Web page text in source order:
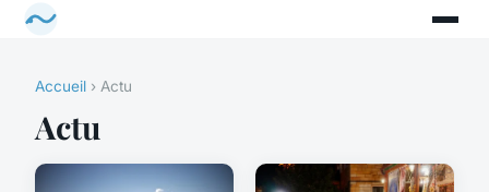
Accueil › Actu
Actu